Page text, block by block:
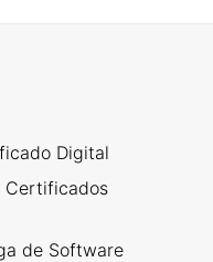
Digital
Certificados
de Software